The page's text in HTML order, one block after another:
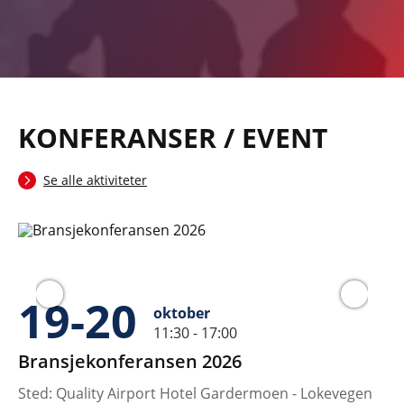
KONFERANSER / EVENT
Se alle aktiviteter
- Lokevegen
09-10
november
Tungbilkonferansen 2026
Sted: Clarion Hotel & Congress